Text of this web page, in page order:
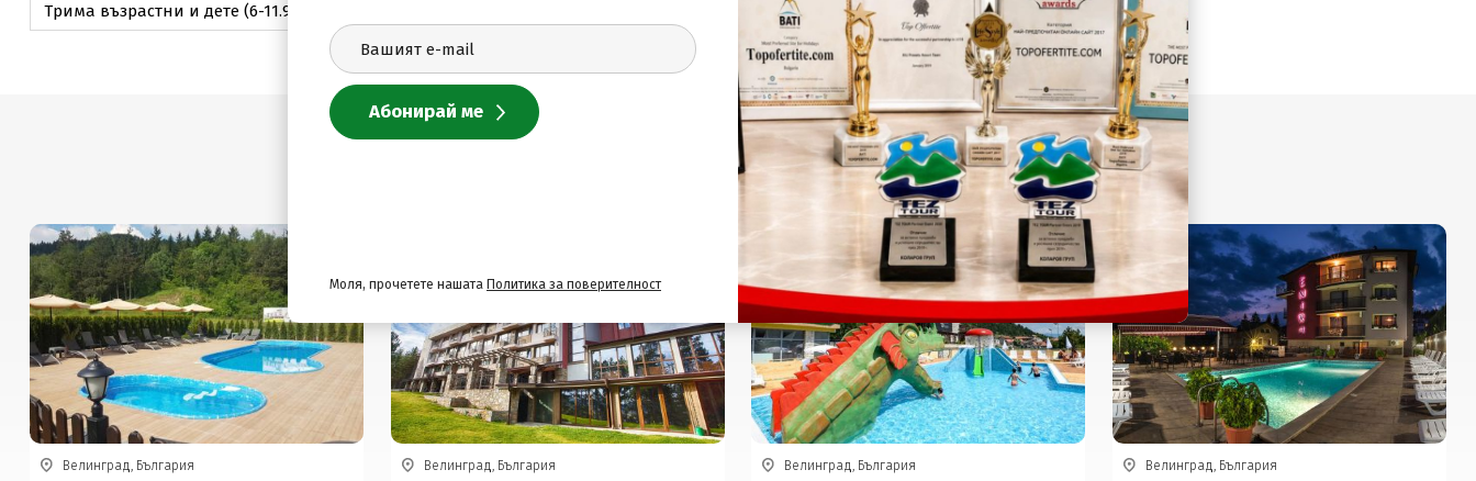
Трима възрастни и дете (6-11.99) на допълнително легло
Подобни оферти
Велинград, България Велинград, България
НАЙ-ПРОДАВАН
ДО
-25%
Велинград, България Велинград, България
Моля, прочетете нашата Политика за поверителност